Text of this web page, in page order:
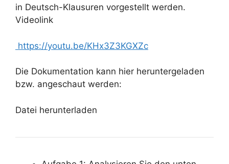
in Deutsch-Klausuren vorgestellt werden.
Videolink
https://youtu.be/KHx3Z3KGXZc
Die Dokumentation kann hier heruntergeladen
bzw. angeschaut werden:
Datei herunterladen